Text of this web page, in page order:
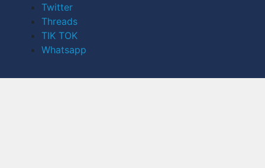
Twitter
Threads
TIK TOK
Whatsapp